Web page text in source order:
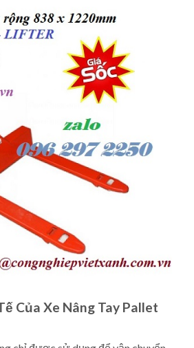
Của Xe Nâng Tay Pallet